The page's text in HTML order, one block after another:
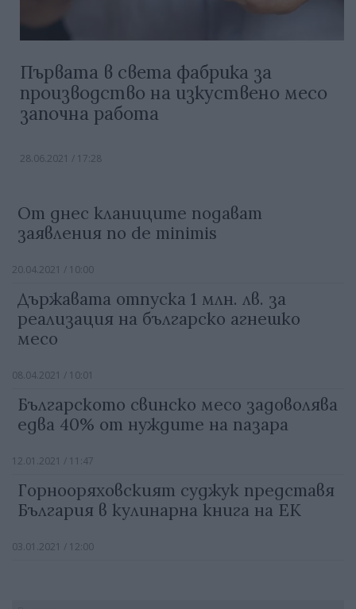
Първата в света фабрика за
производство на изкуствено месо
започна работа
28.06.2021 / 17:28
От днес кланиците подават
заявления по de minimis
20.04.2021 / 10:00
Държавата отпуска 1 млн. лв. за
реализация на българско агнешко
месо
08.04.2021 / 10:01
Българското свинско месо задоволява
едва 40% от нуждите на пазара
12.01.2021 / 11:47
Горнооряховският суджук представя
България в кулинарна книга на ЕК
03.01.2021 / 12:00